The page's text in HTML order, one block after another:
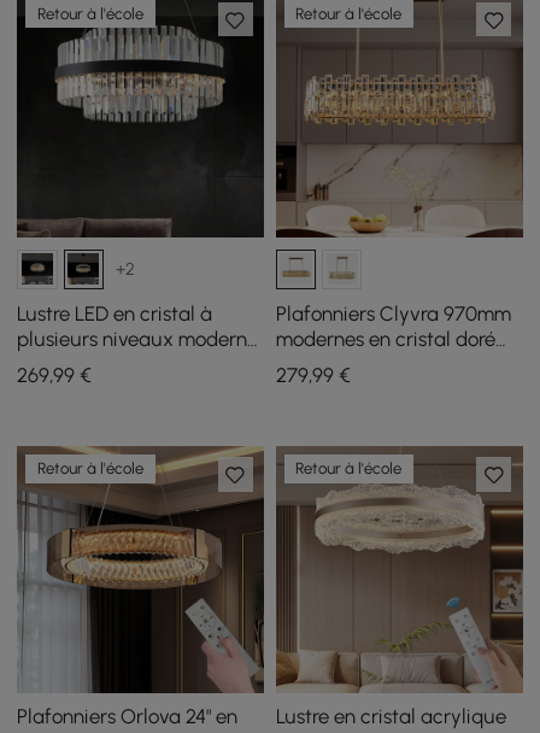
Retour à l'école
+2
Lustre LED en cristal à
plusieurs niveaux moderne
Fixedo en lumière noire
269,99 €
Retour à l'école
Plafonniers Clyvra 970mm
modernes en cristal doré
avec hauteur et luminosité
réglables
279,99€
Retour à l'école
Plafonniers Orlova 24" en
Retour à l'école
Lustre en cristal acrylique